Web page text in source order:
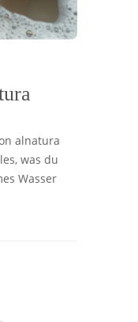
alnatura
was du
Wasser